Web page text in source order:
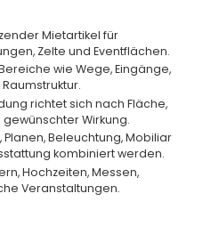
Mietartikel für
Zelte und Eventflächen.
wie Wege, Eingänge,
richtet sich nach Fläche,
Wirkung.
Planen, Beleuchtung, Mobiliar
kombiniert werden.
Hochzeiten, Messen,
Veranstaltungen.